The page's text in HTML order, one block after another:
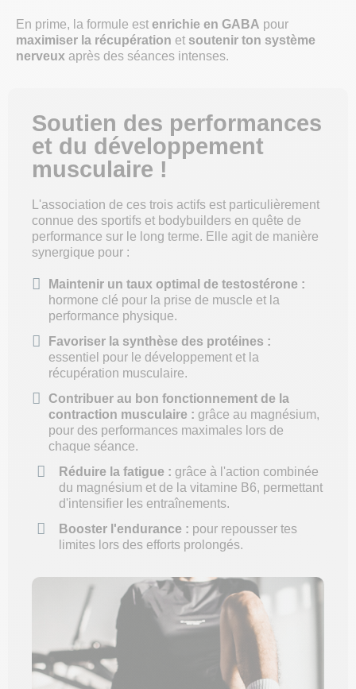
En prime, la formule est enrichie en GABA pour
maximiser la récupération et soutenir ton système
nerveux après des séances intenses.
Soutien des performances
et du développement
musculaire !
L'association de ces trois actifs est particulièrement
connue des sportifs et bodybuilders en quête de
performance sur le long terme. Elle agit de manière
synergique pour :
Maintenir un taux optimal de testostérone :
hormone clé pour la prise de muscle et la
performance physique.
Favoriser la synthèse des protéines :
essentiel pour le développement et la
récupération musculaire.
Contribuer au bon fonctionnement de la
contraction musculaire : grâce au magnésium,
pour des performances maximales lors de
chaque séance.
Réduire la fatigue : grâce à l'action combinée
du magnésium et de la vitamine B6, permettant
d'intensifier les entraînements.
Booster l'endurance : pour repousser tes
limites lors des efforts prolongés.